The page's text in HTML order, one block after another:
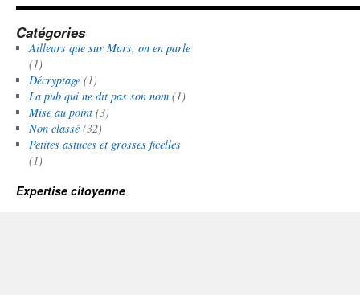
Catégories
Ailleurs que sur Mars, on en parle
(1)
Décryptage(1)
La pub qui ne dit pas son nom(1)
Mise au point(3)
Non classé(32)
Petites astuces et grosses ficelles
(1)
Expertise citoyenne